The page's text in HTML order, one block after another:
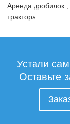
Аренда дробилок
трактора
Устали
Оставьте